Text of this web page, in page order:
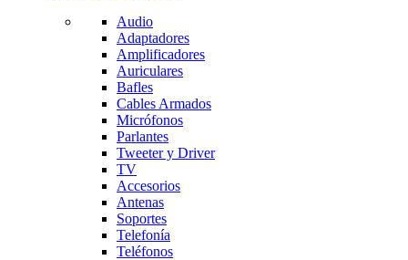
Audio
Adaptadores
Amplificadores
Auriculares
Bafles
Cables Armados
Micrófonos
Parlantes
Tweeter y Driver
TV
Accesorios
Antenas
Soportes
Telefonía
Teléfonos